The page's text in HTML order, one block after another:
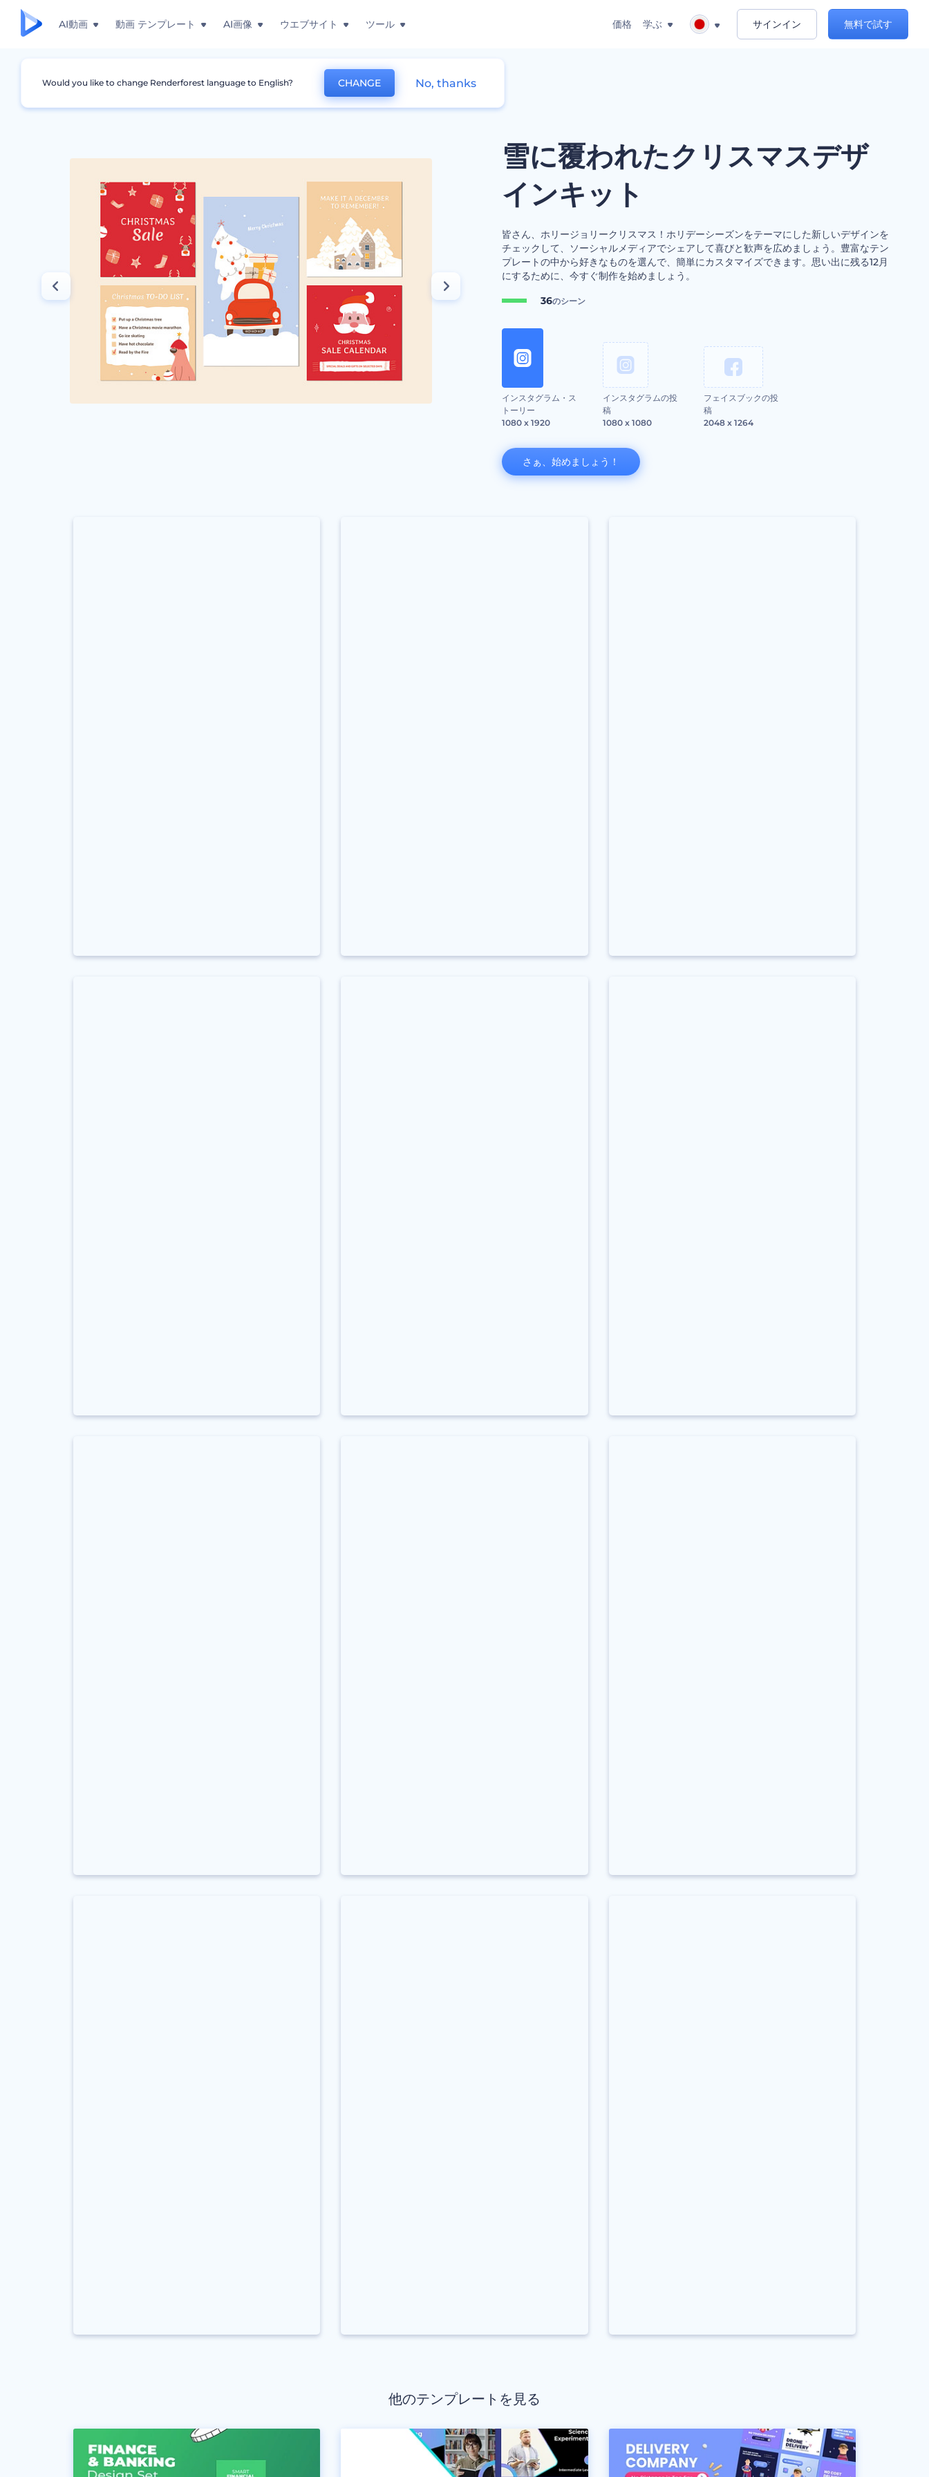
AI動画 動画 テンプレート AI画像 ウエブサイト ツール 価格 学ぶ サインイン 無料で試す
グラフィック インスタグラム・ストーリー 雪に覆われたクリスマスデザインキット
雪に覆われたクリスマスデザ
インキット
皆さん、ホリージョリークリスマス！ホリデーシーズンをテーマにした新しいデザインを
チェックして、ソーシャルメディアでシェアして喜びと歓声を広めましょう。豊富なテン
プレートの中から好きなものを選んで、簡単にカスタマイズできます。思い出に残る12月
にするために、今すぐ制作を始めましょう。
36のシーン
インスタグラム・ス
トーリー
1080 x 1920
インスタグラムの投
稿
1080 x 1080
フェイスブックの投
稿
2048 x 1264
さぁ、始めましょう！
他のテンプレートを見る
Would you like to change Renderforest language to English? CHANGE No, thanks